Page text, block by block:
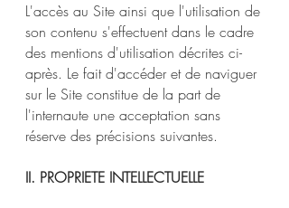
L'accès au Site ainsi que l'utilisation de
son contenu s'effectuent dans le cadre
des mentions d'utilisation décrites ci-
après. Le fait d'accéder et de naviguer
sur le Site constitue de la part de
l'internaute une acceptation sans
réserve des précisions suivantes.
II. PROPRIETE INTELLECTUELLE